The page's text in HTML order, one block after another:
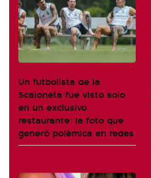
Un futbolista de la
Scaloneta fue visto solo
en un exclusivo
restaurante: la foto que
generó polémica en redes